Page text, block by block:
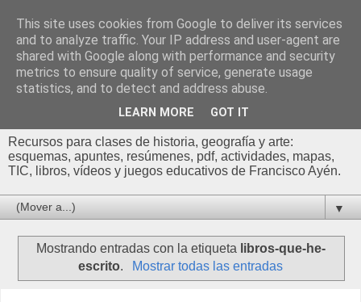
Profesor Francisco |
Recursos de Geografía,
Historia y Arte
Recursos para clases de historia, geografía y arte:
esquemas, apuntes, resúmenes, pdf, actividades, mapas,
TIC, libros, vídeos y juegos educativos de Francisco Ayén.
▼
Mostrando entradas con la etiqueta libros-que-he-
escrito. Mostrar todas las entradas
This site uses cookies from Google to deliver its services
and to analyze traffic. Your IP address and user-agent are
shared with Google along with performance and security
metrics to ensure quality of service, generate usage
statistics, and to detect and address abuse.
LEARN MORE GOT IT